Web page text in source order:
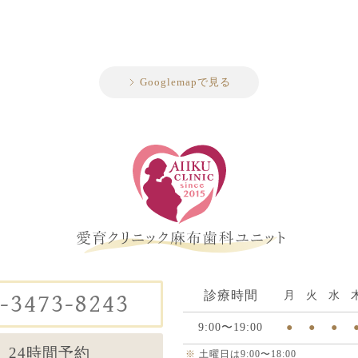
Googlemapで見る
3473-8243
24時間予約
診療時間 月 火 水
9:00〜19:00 ● ● ●
※ 土曜日は9:00〜18:00